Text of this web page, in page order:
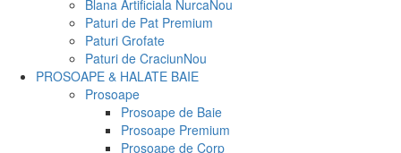
Blana Artificiala NurcaNou
Paturi de Pat Premium
Paturi Grofate
Paturi de CraciunNou
PROSOAPE & HALATE BAIE
Prosoape
Prosoape de Baie
Prosoape Premium
Prosoape de Corp